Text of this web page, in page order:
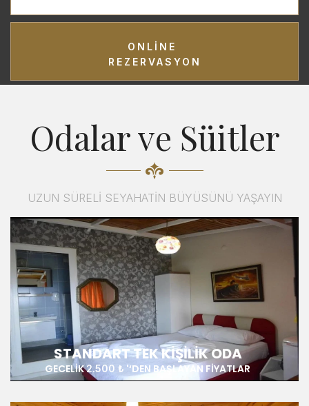
ONLINE
REZERVASYON
Odalar ve Süitler
UZUN SÜRELİ SEYAHATİN BÜYÜSÜNÜ YAŞAYIN
STANDART TEK KIŞILIK ODA
GECELIK2.500 ₺ '‘DEN BAŞLAYAN FIYATLAR